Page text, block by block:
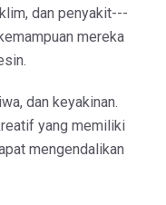
dan penyakit---
mereka
dan keyakinan.
yang memiliki
mengendalikan